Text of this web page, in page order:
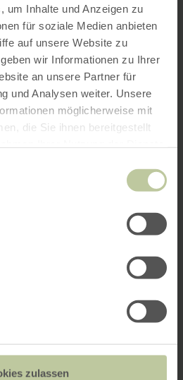
um Inhalte und Anzeigen zu
für soziale Medien anbieten
auf unsere Website zu
wir Informationen zu Ihrer
an unsere Partner für
und Analysen weiter. Unsere
möglicherweise mit
die Sie ihnen bereitgestellt
zulassen